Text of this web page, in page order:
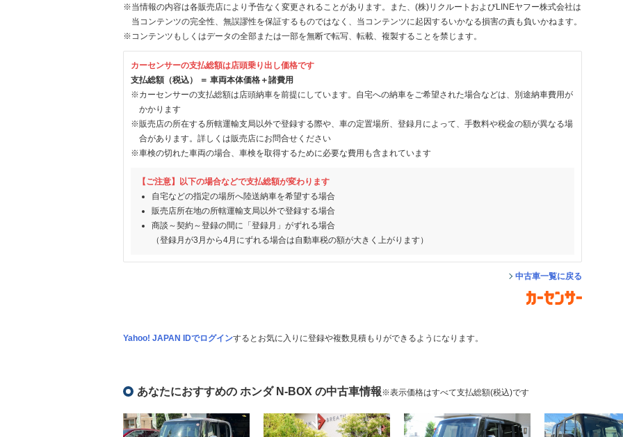
※当情報の内容は各販売店により予告なく変更されることがあります。また、(株)リクルートおよびLINEヤフー株式会社は
当コンテンツの完全性、無誤謬性を保証するものではなく、当コンテンツに起因するいかなる損害の責も負いかねます。
※コンテンツもしくはデータの全部または一部を無断で転写、転載、複製することを禁じます。
カーセンサーの支払総額は店頭乗り出し価格です
支払総額（税込） ＝ 車両本体価格＋諸費用
※カーセンサーの支払総額は店頭納車を前提にしています。自宅への納車をご希望された場合などは、別途納車費用が
かかります
※販売店の所在する所轄運輸支局以外で登録する際や、車の定置場所、登録月によって、手数料や税金の額が異なる場
合があります。詳しくは販売店にお問合せください
※車検の切れた車両の場合、車検を取得するために必要な費用も含まれています
【ご注意】以下の場合などで支払総額が変わります
自宅などの指定の場所へ陸送納車を希望する場合
販売店所在地の所轄運輸支局以外で登録する場合
商談～契約～登録の間に「登録月」がずれる場合
（登録月が3月から4月にずれる場合は自動車税の額が大きく上がります）
中古車一覧に戻る
Yahoo! JAPAN IDでログインするとお気に入りに登録や複数見積もりができるようになります。
あなたにおすすめの ホンダ N-BOX の中古車情報※表示価格はすべて支払総額(税込)です